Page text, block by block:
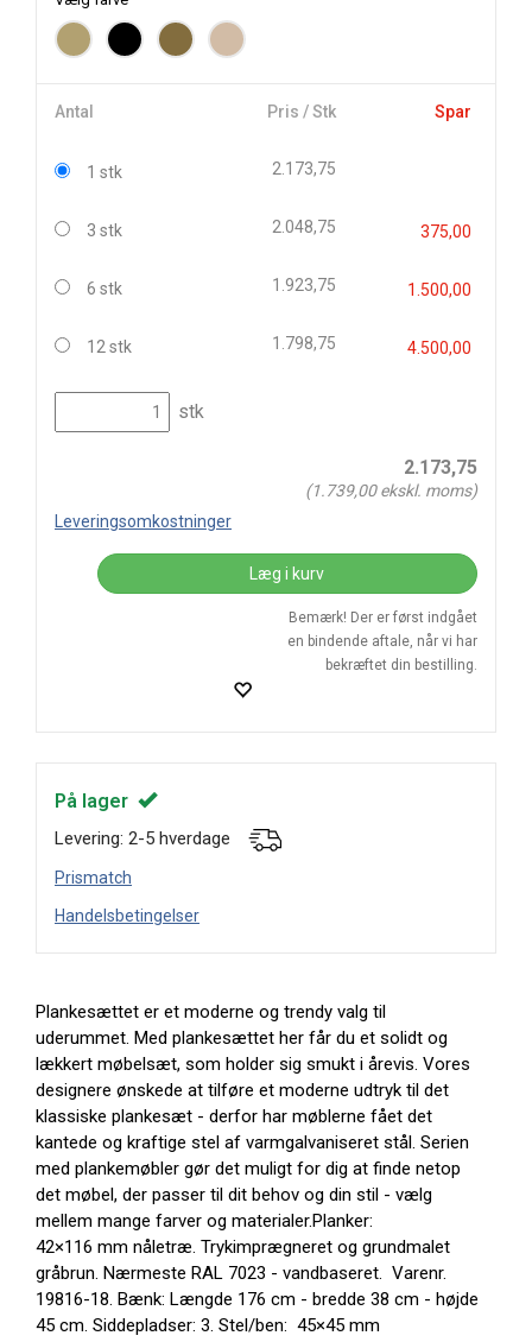
Antal Pris / Stk Spar
1 stk 2.173,75
3 stk 2.048,75 375,00
6 stk 1.923,75 1.500,00
12 stk 1.798,75 4.500,00
stk
2.173,75
(1.739,00ekskl. moms)
Leveringsomkostninger
Læg i kurv
Bemærk! Der er først indgået
en bindende aftale, når vi har
bekræftet din bestilling.
På lager
Levering: 2-5 hverdage
Prismatch
Handelsbetingelser
Plankesættet er et moderne og trendy valg til
uderummet. Med plankesættet her får du et solidt og
lækkert møbelsæt, som holder sig smukt i årevis. Vores
designere ønskede at tilføre et moderne udtryk til det
klassiske plankesæt - derfor har møblerne fået det
kantede og kraftige stel af varmgalvaniseret stål. Serien
med plankemøbler gør det muligt for dig at finde netop
det møbel, der passer til dit behov og din stil - vælg
mellem mange farver og materialer.Planker:
42×116 mm nåletræ. Trykimprægneret og grundmalet
gråbrun. Nærmeste RAL 7023 - vandbaseret. Varenr.
19816-18. Bænk: Længde 176 cm - bredde 38 cm - højde
45 cm. Siddepladser: 3. Stel/ben: 45×45 mm